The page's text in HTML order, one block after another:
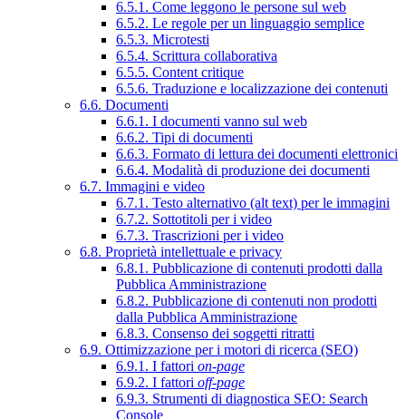
6.5.1. Come leggono le persone sul web
6.5.2. Le regole per un linguaggio semplice
6.5.3. Microtesti
6.5.4. Scrittura collaborativa
6.5.5. Content critique
6.5.6. Traduzione e localizzazione dei contenuti
6.6. Documenti
6.6.1. I documenti vanno sul web
6.6.2. Tipi di documenti
6.6.3. Formato di lettura dei documenti elettronici
6.6.4. Modalità di produzione dei documenti
6.7. Immagini e video
6.7.1. Testo alternativo (alt text) per le immagini
6.7.2. Sottotitoli per i video
6.7.3. Trascrizioni per i video
6.8. Proprietà intellettuale e privacy
6.8.1. Pubblicazione di contenuti prodotti dalla
Pubblica Amministrazione
6.8.2. Pubblicazione di contenuti non prodotti
dalla Pubblica Amministrazione
6.8.3. Consenso dei soggetti ritratti
6.9. Ottimizzazione per i motori di ricerca (SEO)
6.9.1. I fattori on-page
6.9.2. I fattori off-page
6.9.3. Strumenti di diagnostica SEO: Search
Console